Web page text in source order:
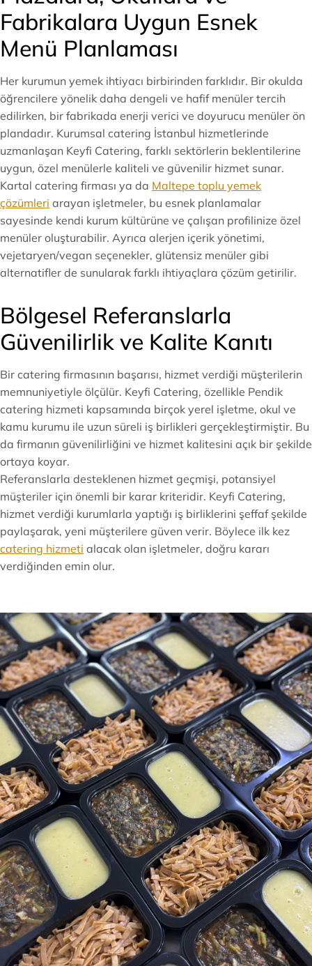
Fabrikalara Uygun Esnek
Menü Planlaması
Her kurumun yemek ihtiyacı birbirinden farklıdır. Bir okulda
öğrencilere yönelik daha dengeli ve hafif menüler tercih
edilirken, bir fabrikada enerji verici ve doyurucu menüler ön
plandadır. Kurumsal catering İstanbul hizmetlerinde
uzmanlaşan Keyfi Catering, farklı sektörlerin beklentilerine
uygun, özel menülerle kaliteli ve güvenilir hizmet sunar.
Kartal catering firması ya da Maltepe toplu yemek
çözümleri arayan işletmeler, bu esnek planlamalar
sayesinde kendi kurum kültürüne ve çalışan profilinize özel
menüler oluşturabilir. Ayrıca alerjen içerik yönetimi,
vejetaryen/vegan seçenekler, glütensiz menüler gibi
alternatifler de sunularak farklı ihtiyaçlara çözüm getirilir.
Bölgesel Referanslarla
Güvenilirlik ve Kalite Kanıtı
Bir catering firmasının başarısı, hizmet verdiği müşterilerin
memnuniyetiyle ölçülür. Keyfi Catering, özellikle Pendik
catering hizmeti kapsamında birçok yerel işletme, okul ve
kamu kurumu ile uzun süreli iş birlikleri gerçekleştirmiştir. Bu
da firmanın güvenilirliğini ve hizmet kalitesini açık bir şekilde
ortaya koyar.
Referanslarla desteklenen hizmet geçmişi, potansiyel
müşteriler için önemli bir karar kriteridir. Keyfi Catering,
hizmet verdiği kurumlarla yaptığı iş birliklerini şeffaf şekilde
paylaşarak, yeni müşterilere güven verir. Böylece ilk kez
catering hizmeti alacak olan işletmeler, doğru kararı
verdiğinden emin olur.